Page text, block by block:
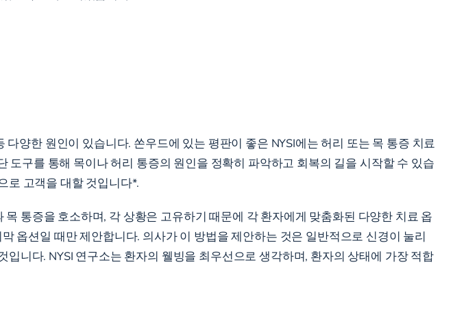
양한 원인이 있습니다. 쏜우드에 있는 평판이 좋은 NYSI에는 허리 또는 목 통증 치료
구를 통해 목이나 허리 통증의 원인을 정확히 파악하고 회복의 길을 시작할 수 있습
로 고객을 대할 것입니다*.
통증을 호소하며, 각 상황은 고유하기 때문에 각 환자에게 맞춤화된 다양한 치료 옵
옵션일 때만 제안합니다. 의사가 이 방법을 제안하는 것은 일반적으로 신경이 눌리
니다. NYSI 연구소는 환자의 웰빙을 최우선으로 생각하며, 환자의 상태에 가장 적합